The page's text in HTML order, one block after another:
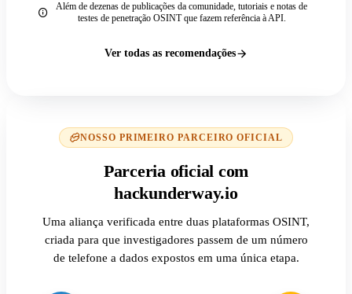
Além de dezenas de publicações da comunidade, tutoriais e notas de
testes de penetração OSINT que fazem referência à API.
Ver todas as recomendações
NOSSO PRIMEIRO PARCEIRO OFICIAL
Parceria oficial com
hackunderway.io
Uma aliança verificada entre duas plataformas OSINT,
criada para que investigadores passem de um número
de telefone a dados expostos em uma única etapa.